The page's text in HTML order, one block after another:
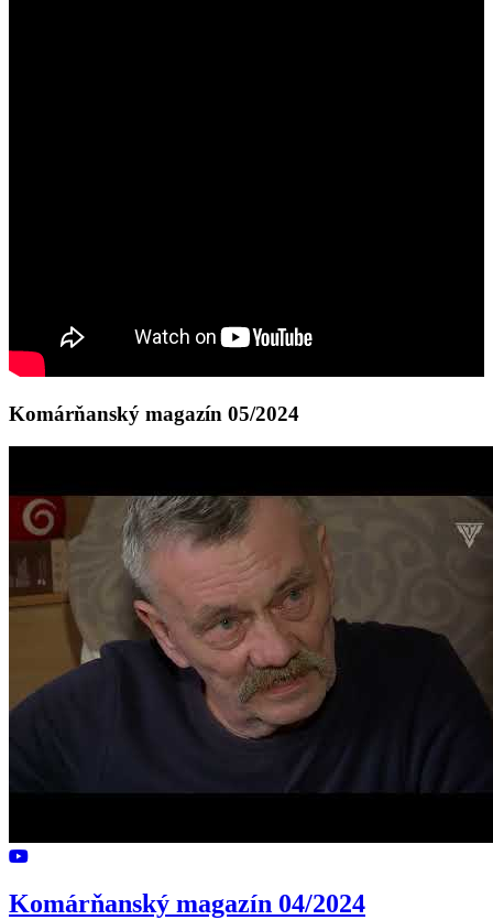
Komárňanský magazín 05/2024
Komárňanský magazín 04/2024